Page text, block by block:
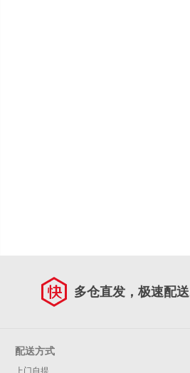
多仓直发，极速配送
配送方式
上门自提